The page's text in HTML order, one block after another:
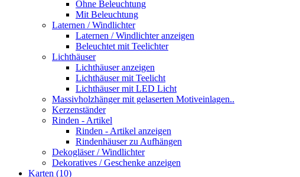
Ohne Beleuchtung
Mit Beleuchtung
Laternen / Windlichter
Laternen / Windlichter anzeigen
Beleuchtet mit Teelichter
Lichthäuser
Lichthäuser anzeigen
Lichthäuser mit Teelicht
Lichthäuser mit LED Licht
Massivholzhänger mit gelaserten Motiveinlagen..
Kerzenständer
Rinden - Artikel
Rinden - Artikel anzeigen
Rindenhäuser zu Aufhängen
Dekogläser / Windlichter
Dekoratives / Geschenke anzeigen
Karten (10)